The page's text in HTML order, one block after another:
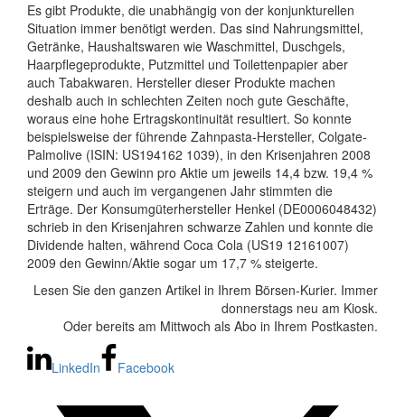
Es gibt Produkte, die unabhängig von der konjunkturellen
Situation immer benötigt werden. Das sind Nahrungsmittel,
Getränke, Haushaltswaren wie Waschmittel, Duschgels,
Haarpflegeprodukte, Putzmittel und Toilettenpapier aber
auch Tabakwaren. Hersteller dieser Produkte machen
deshalb auch in schlechten Zeiten noch gute Geschäfte,
woraus eine hohe Ertragskontinuität resultiert. So konnte
beispielsweise der führende Zahnpasta-Hersteller, Colgate-
Palmolive (ISIN: US194162 1039), in den Krisenjahren 2008
und 2009 den Gewinn pro Aktie um jeweils 14,4 bzw. 19,4 %
steigern und auch im vergangenen Jahr stimmten die
Erträge. Der Konsumgüterhersteller Henkel (DE0006048432)
schrieb in den Krisenjahren schwarze Zahlen und konnte die
Dividende halten, während Coca Cola (US19 12161007)
2009 den Gewinn/Aktie sogar um 17,7 % steigerte.
Lesen Sie den ganzen Artikel in Ihrem Börsen-Kurier. Immer
donnerstags neu am Kiosk.
Oder bereits am Mittwoch als Abo in Ihrem Postkasten.
LinkedIn Facebook